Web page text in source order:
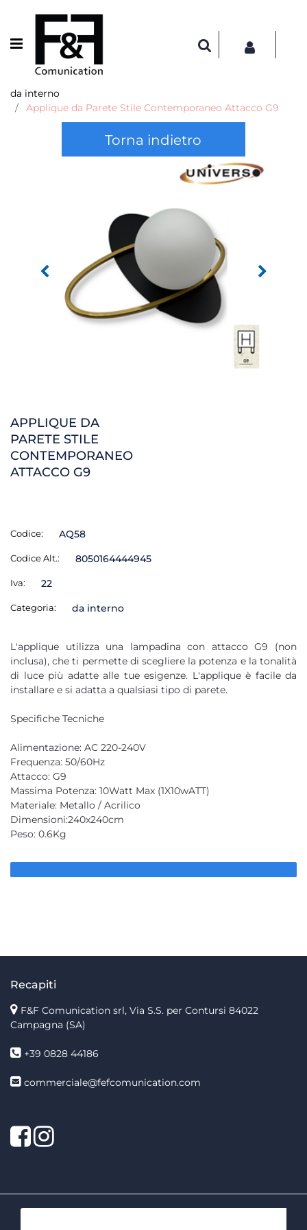
Open menu
da interno
Applique da Parete Stile Contemporaneo Attacco G9
Torna indietro
APPLIQUE DA
PARETE STILE
CONTEMPORANEO
ATTACCO G9
Codice: AQ58
Codice Alt.: 8050164444945
Iva: 22
Categoria: da interno
L'applique utilizza una lampadina con attacco G9 (non
inclusa), che ti permette di scegliere la potenza e la tonalità
di luce più adatte alle tue esigenze. L'applique è facile da
installare e si adatta a qualsiasi tipo di parete.
Specifiche Tecniche
Alimentazione: AC 220-240V
Frequenza: 50/60Hz
Attacco: G9
Massima Potenza: 10Watt Max (1X10wATT)
Materiale: Metallo / Acrilico
Dimensioni:240x240cm
Peso: 0.6Kg
Recapiti
F&F Comunication srl, Via S.S. per Contursi 84022
Campagna (SA)
+39 0828 44186
commerciale@fefcomunication.com
Facebook
Twitter